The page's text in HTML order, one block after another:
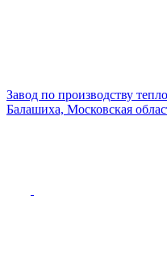
Завод по производству
Балашиха, Московская